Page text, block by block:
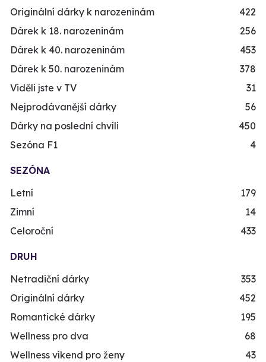
Originální dárky k narozeninám
422
Dárek k 18. narozeninám
256
Dárek k 40. narozeninám
453
Dárek k 50. narozeninám
378
Viděli jste v TV
31
Nejprodávanější dárky
56
Dárky na poslední chvíli
450
Sezóna F1
4
SEZÓNA
Letní
179
Zimní
14
Celoroční
433
DRUH
Netradiční dárky
353
Originální dárky
452
Romantické dárky
195
Wellness pro dva
68
Wellness víkend pro ženy
43